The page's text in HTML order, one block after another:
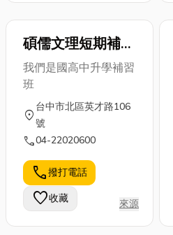
碩儒文理短期補習
班
我們是國高中升學補習
班
location_on
台中市北區英才路106
號
call04-22020600
call撥打電話
favorite收藏 來源